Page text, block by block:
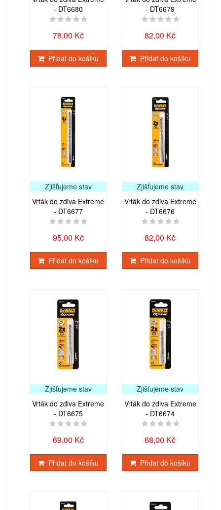
- DT6680
78,00 Kč
Přidat do košíku
- DT6679
82,00 Kč
Přidat do košíku
Zjišťujeme stav
Vrták do zdiva Extreme
- DT6677
95,00 Kč
Přidat do košíku
Zjišťujeme stav
Vrták do zdiva Extreme
- DT6676
82,00 Kč
Přidat do košíku
Zjišťujeme stav
Vrták do zdiva Extreme
- DT6675
69,00 Kč
Přidat do košíku
Zjišťujeme stav
Vrták do zdiva Extreme
- DT6674
68,00 Kč
Přidat do košíku